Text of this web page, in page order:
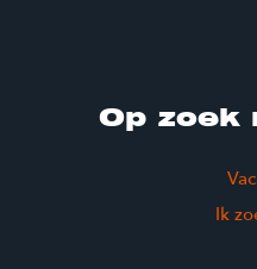
Op zoek
Ik